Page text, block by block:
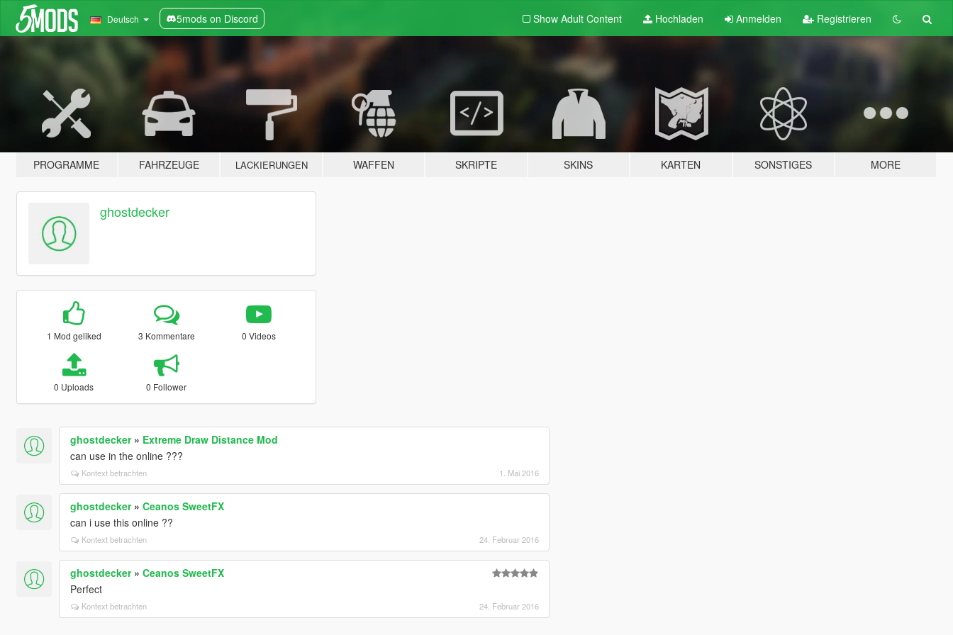
Deutsch 5mods on Discord Show Adult Content Hochladen Anmelden Registrieren
PROGRAMME FAHRZEUGE LACKIERUNGEN WAFFEN SKRIPTE SKINS KARTEN SONSTIGES MORE
ghostdecker
1 Mod geliked 3 Kommentare 0 Videos
0 Uploads 0 Follower
ghostdecker» Extreme Draw Distance Mod
can use in the online ???
Kontext betrachten 1. Mai 2016
ghostdecker» Ceanos SweetFX
can i use this online ??
Kontext betrachten 24. Februar 2016
ghostdecker» Ceanos SweetFX
Perfect
Kontext betrachten 24. Februar 2016